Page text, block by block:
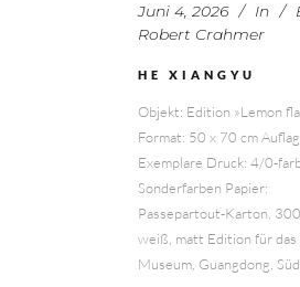
Juni 4, 2026 In
Robert Crahmer
HE XIANGYU
Objekt: Edition »Lemon
Format: 50 x 70 cm
Exemplare Druck: 4/0-
Sonderfarben Papier:
Passepartout-Karton, 300
weiß, matt Edition für das
Museum, Guangdong,